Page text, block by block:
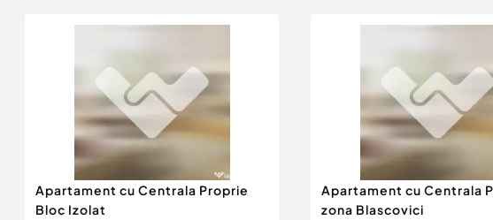
Apartament cu Centrala Proprie
Bloc Izolat
Apartament cu Centrala
zona Blascovici